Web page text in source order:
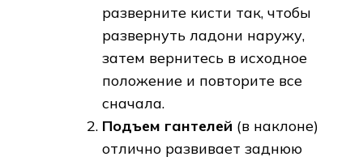
разверните кисти так, чтобы
развернуть ладони наружу,
затем вернитесь в исходное
положение и повторите все
сначала.
Подъем гантелей (в наклоне)
отлично развивает заднюю